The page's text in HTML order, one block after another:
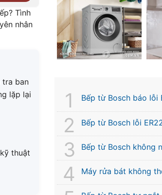
Tình
nhân
tra ban
lặp lại
thuật
Bếp từ Bosch báo lỗi
Bếp từ Bosch lỗi
Bếp từ Bosch không
Máy rửa bát không